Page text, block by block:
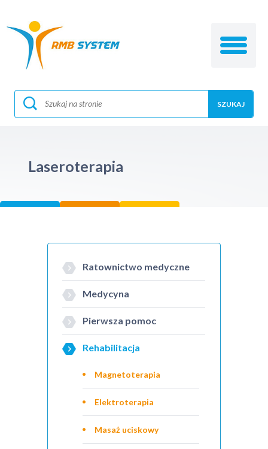
Laseroterapia
Ratownictwo medyczne
Medycyna
Pierwsza pomoc
Rehabilitacja
Magnetoterapia
Elektroterapia
Masaż uciskowy